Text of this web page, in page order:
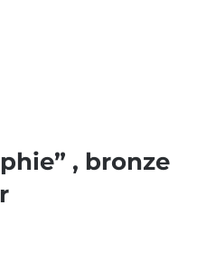
, bronze